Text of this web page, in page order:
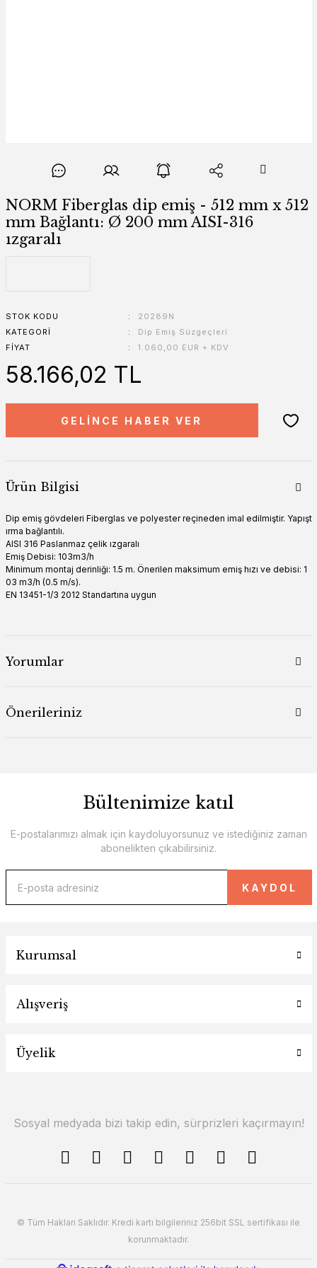
NORM Fiberglas dip emiş - 512 mm x 512
mm Bağlantı: Ø 200 mm AISI-316
ızgaralı
STOK KODU
20289N
KATEGORI
Dip Emiş Süzgeçleri
FIYAT
1.060,00 EUR + KDV
58.166,02 TL
GELİNCE HABER VER
Ürün Bilgisi
Dip emiş gövdeleri Fiberglas ve polyester reçineden imal edilmiştir. Yapışt
ırma bağlantılı.
AISI 316 Paslanmaz çelik ızgaralı
Emiş Debisi: 103m3/h
Minimum montaj derinliği: 1.5 m. Önerilen maksimum emiş hızı ve debisi: 1
03 m3/h (0.5 m/s).
EN 13451-1/3 2012 Standartına uygun
Yorumlar
Önerileriniz
Bültenimize katıl
E-postalarımızı almak için kaydoluyorsunuz ve istediğiniz zaman
abonelikten çıkabilirsiniz.
KAYDOL
Kurumsal
Alışveriş
Üyelik
Sosyal medyada bizi takip edin, sürprizleri kaçırmayın!
© Tüm Hakları Saklıdır. Kredi kartı bilgileriniz 256bit SSL sertifikası ile
korunmaktadır.